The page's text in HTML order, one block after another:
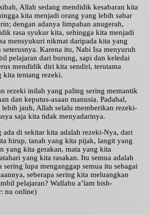
Allah sedang mendidik kesabaran kita
kita menjadi orang yang lebih sabar
dengan adanya limpahan anugerah,
rasa syukur kita, sehingga kita menjadi
mensyukuri nikmat daripada kita yang
Karena itu, Nabi Isa menyuruh
pelajaran dari burung, sapi dan keledai
mendidik diri kita sendiri, terutama
kita tentang rezeki.
rezeki inilah yang paling sering memantik
dan keputus-asaan manusia. Padahal,
jauh, Allah selalu memberikan rezeki-
saja kita tidak menyadarinya.
ada di sekitar kita adalah rezeki-Nya, dari
hirup, tanah yang kita pijak, langit yang
yang kita gerakan, mata yang kita
yang kita rasakan. Itu semua adalah
lupa menganggap semua itu sebagai
seberapa sering kita meluangkan
pelajaran? Wallahu a’lam bish-
nu online)